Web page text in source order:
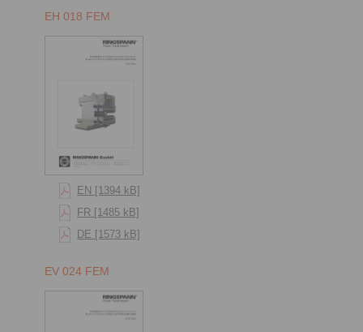
EH 018 FEM
EN [1394 kB]
FR [1485 kB]
DE [1573 kB]
EV 024 FEM